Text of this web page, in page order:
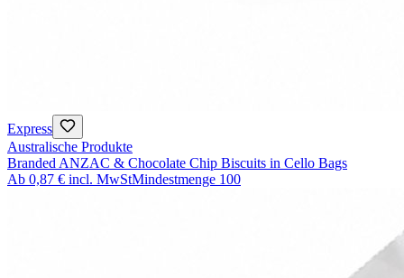
Express
Australische Produkte
Branded ANZAC & Chocolate Chip Biscuits in Cello Bags
Ab 0,87 € incl. MwStMindestmenge 100